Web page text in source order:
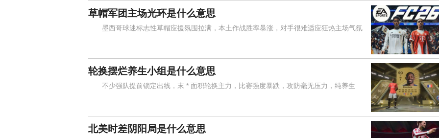
草帽军团主场光环是什么意思
墨西哥球迷标志性草帽应援氛围拉满，本土作战胜率暴涨，对手很难适应狂热主场气氛
轮换摆烂养生小组是什么意思
不少强队提前锁定出线，末 * 面积轮换主力，比赛强度暴跌，攻防毫无压力，纯养生
北美时差阴阳局是什么意思